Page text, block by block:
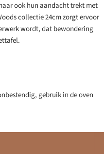
ook hun aandacht trekt met
collectie 24cm zorgt ervoor
wordt, dat bewondering
gebruik in de oven